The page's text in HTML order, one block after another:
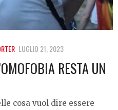
LUGLIO 21, 2023
RESTA UN
cosa vuol dire essere